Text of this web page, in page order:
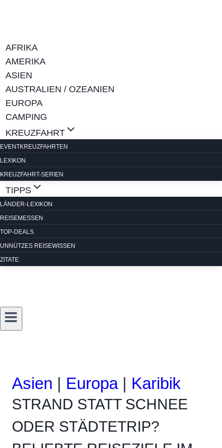
AFRIKA
AMERIKA
ASIEN
AUSTRALIEN / OZEANIEN
EUROPA
CAMPING
KREUZFAHRT
EVENTKREUZFAHRTEN
LEXIKON
KREUZFAHRT-SERIEN
TIPPS
LÄNDER-LEXIKON
REISEMESSEN
TOP-DEALS
UNNÜTZES REISEWISSEN
ZITATE
Asien | Europa| Karibik
STRAND STATT SCHNEE
ODER STÄDTETRIP?